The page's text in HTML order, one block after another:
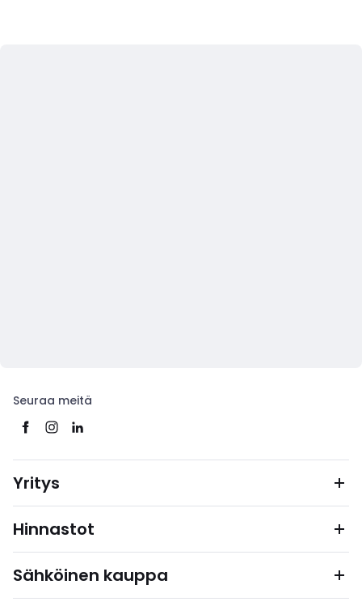
Seuraa meitä
Yritys
Hinnastot
Sähköinen kauppa